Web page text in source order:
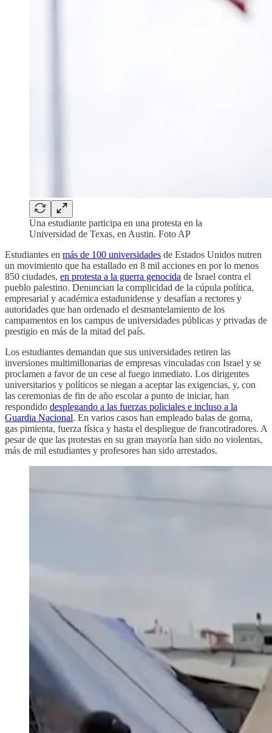
Una estudiante participa en una protesta en la
Universidad de Texas, en Austin. Foto AP
Estudiantes en más de 100 universidades de Estados Unidos nutren
un movimiento que ha estallado en 8 mil acciones en por lo menos
850 ciudades, en protesta a la guerra genocida de Israel contra el
pueblo palestino. Denuncian la complicidad de la cúpula política,
empresarial y académica estadunidense y desafían a rectores y
autoridades que han ordenado el desmantelamiento de los
campamentos en los campus de universidades públicas y privadas de
prestigio en más de la mitad del país.
Los estudiantes demandan que sus universidades retiren las
inversiones multimillonarias de empresas vinculadas con Israel y se
proclamen a favor de un cese al fuego inmediato. Los dirigentes
universitarios y políticos se niegan a aceptar las exigencias, y, con
las ceremonias de fin de año escolar a punto de iniciar, han
respondido desplegando a las fuerzas policiales e incluso a la
Guardia Nacional. En varios casos han empleado balas de goma,
gas pimienta, fuerza física y hasta el despliegue de francotiradores. A
pesar de que las protestas en su gran mayoría han sido no violentas,
más de mil estudiantes y profesores han sido arrestados.